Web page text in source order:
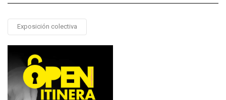
Exposición colectiva